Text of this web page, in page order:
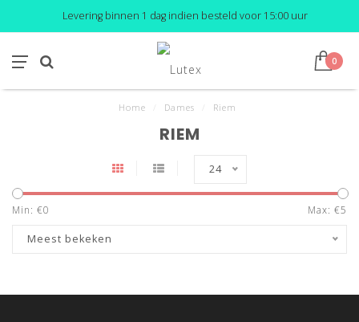
Levering binnen 1 dag indien besteld voor 15:00 uur
0
Home Dames Riem
RIEM
24
Min: €0 Max: €5
Meest bekeken